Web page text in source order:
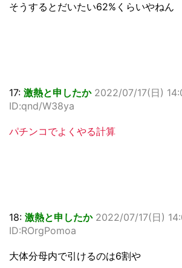
そうするとだいたい62%くらいやねん
17: 激熱と申したか 2022/07/17(日)
ID:qnd/W38ya
パチンコでよくやる計算
18: 激熱と申したか 2022/07/17(日)
ID:ROrgPomoa
大体分母内で引けるのは6割や